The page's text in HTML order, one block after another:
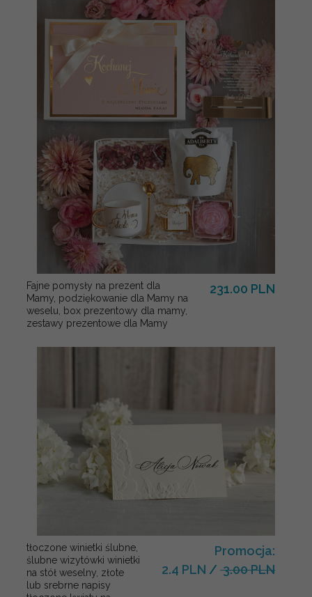
Fajne pomysły na prezent dla
Mamy, podziękowanie dla Mamy na
weselu, box prezentowy dla mamy,
zestawy prezentowe dla Mamy
231.00 PLN
tłoczone winietki ślubne,
ślubne wizytówki winietki
na stół weselny, złote
lub srebrne napisy
Promocja:
2.4 PLN / 3.00 PLN